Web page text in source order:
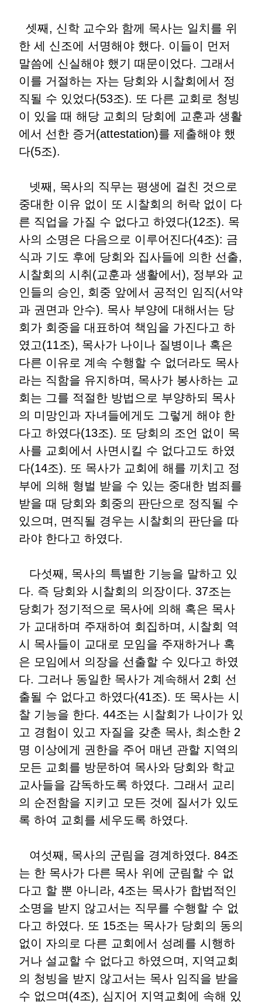
셋째, 신학 교수와 함께 목사는 일치를 위
한 세 신조에 서명해야 했다. 이들이 먼저
말씀에 신실해야 했기 때문이었다. 그래서
이를 거절하는 자는 당회와 시찰회에서 정
직될 수 있었다(53조). 또 다른 교회로 청빙
이 있을 때 해당 교회의 당회에 교훈과 생활
에서 선한 증거(attestation)를 제출해야 했
다(5조).
넷째, 목사의 직무는 평생에 걸친 것으로
중대한 이유 없이 또 시찰회의 허락 없이 다
른 직업을 가질 수 없다고 하였다(12조). 목
사의 소명은 다음으로 이루어진다(4조): 금
식과 기도 후에 당회와 집사들에 의한 선출,
시찰회의 시취(교훈과 생활에서), 정부와 교
인들의 승인, 회중 앞에서 공적인 임직(서약
과 권면과 안수). 목사 부양에 대해서는 당
회가 회중을 대표하여 책임을 가진다고 하
였고(11조), 목사가 나이나 질병이나 혹은
다른 이유로 계속 수행할 수 없더라도 목사
라는 직함을 유지하며, 목사가 봉사하는 교
회는 그를 적절한 방법으로 부양하되 목사
의 미망인과 자녀들에게도 그렇게 해야 한
다고 하였다(13조). 또 당회의 조언 없이 목
사를 교회에서 사면시킬 수 없다고도 하였
다(14조). 또 목사가 교회에 해를 끼치고 정
부에 의해 형벌 받을 수 있는 중대한 범죄를
받을 때 당회와 회중의 판단으로 정직될 수
있으며, 면직될 경우는 시찰회의 판단을 따
라야 한다고 하였다.
다섯째, 목사의 특별한 기능을 말하고 있
다. 즉 당회와 시찰회의 의장이다. 37조는
당회가 정기적으로 목사에 의해 혹은 목사
가 교대하며 주재하여 회집하며, 시찰회 역
시 목사들이 교대로 모임을 주재하거나 혹
은 모임에서 의장을 선출할 수 있다고 하였
다. 그러나 동일한 목사가 계속해서 2회 선
출될 수 없다고 하였다(41조). 또 목사는 시
찰 기능을 한다. 44조는 시찰회가 나이가 있
고 경험이 있고 자질을 갖춘 목사, 최소한 2
명 이상에게 권한을 주어 매년 관할 지역의
모든 교회를 방문하여 목사와 당회와 학교
교사들을 감독하도록 하였다. 그래서 교리
의 순전함을 지키고 모든 것에 질서가 있도
록 하여 교회를 세우도록 하였다.
여섯째, 목사의 군림을 경계하였다. 84조
는 한 목사가 다른 목사 위에 군림할 수 없
다고 할 뿐 아니라, 4조는 목사가 합법적인
소명을 받지 않고서는 직무를 수행할 수 없
다고 하였다. 또 15조는 목사가 당회의 동의
없이 자의로 다른 교회에서 성례를 시행하
거나 설교할 수 없다고 하였으며, 지역교회
의 청빙을 받지 않고서는 목사 임직을 받을
수 없으며(4조), 심지어 지역교회에 속해 있